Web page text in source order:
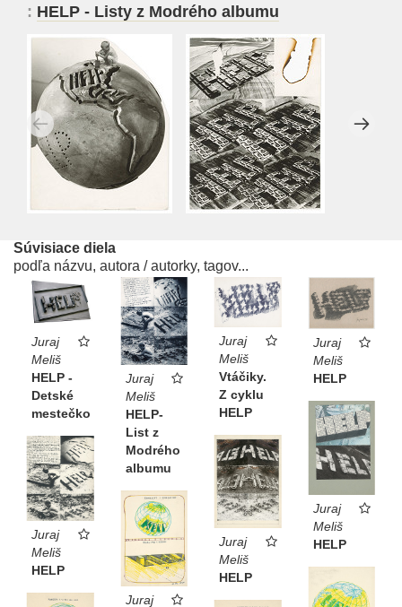
: HELP - Listy z Modrého albumu
Súvisiace diela
podľa názvu, autora / autorky, tagov...
Juraj
Meliš
HELP -
Detské
mestečko
Juraj
Meliš
HELP-
List z
Modrého
albumu
Juraj
Meliš
Vtáčiky.
Z cyklu
HELP
Juraj
Meliš
HELP
Juraj
Meliš
HELP
Juraj
Meliš
HELP
Juraj
Meliš
HELP
Juraj